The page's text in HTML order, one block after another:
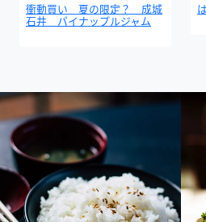
衝動買い 夏の限定？ 成城
石井 パイナップルジャム